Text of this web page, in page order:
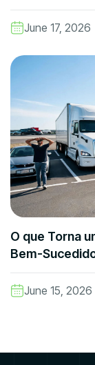
June 17, 2026
O que Torna
Bem-
June 15, 2026